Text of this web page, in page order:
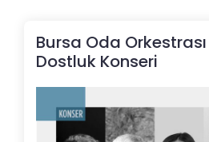
Bursa Oda
Dostluk Konseri